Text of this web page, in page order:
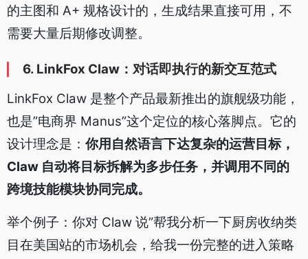
的主图和 A+ 规格设计的，生成结果直接可用，不
需要大量后期修改调整。
6. LinkFox Claw：对话即执行的新交互范式
LinkFox Claw 是整个产品最新推出的旗舰级功能，
也是”电商界 Manus”这个定位的核心落脚点。它的
设计理念是： 你用自然语言下达复杂的运营目标，
Claw 自动将目标拆解为多步任务，并调用不同的
跨境技能模块协同完成。
举个例子：你对 Claw 说”帮我分析一下厨房收纳类
目在美国站的市场机会，给我一份完整的进入策略